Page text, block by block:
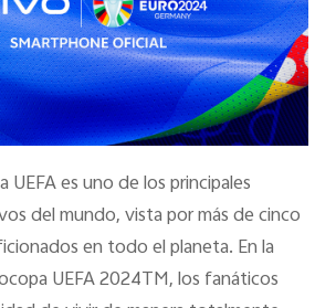
UEFA es uno de los principales
del mundo, vista por más de cinco
en todo el planeta. En la
UEFA 2024TM, los fanáticos